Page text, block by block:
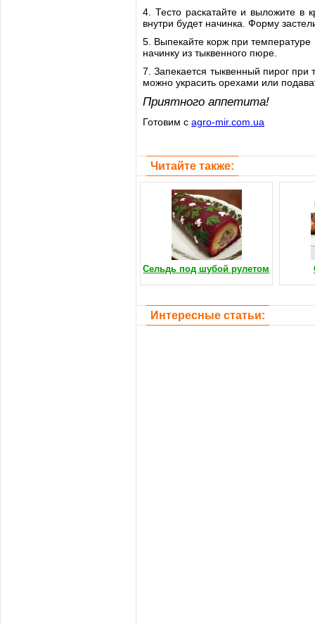
4. Тесто раскатайте и выложите в
внутри будет начинка. Форму
5. Выпекайте корж при температуре
начинку из тыквенного пюре.
7. Запекается тыквенный пирог
можно украсить орехами или
Приятного аппетита!
Готовим с agro-mir.com.ua
Читайте также:
Сельдь под шубой рулетом
Интересные статьи: